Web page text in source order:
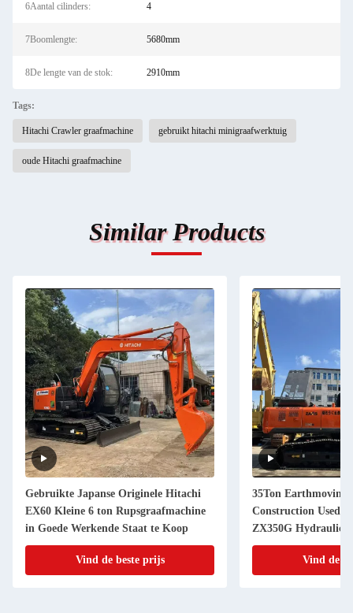
6Aantal cilinders: 4
7Boomlengte: 5680mm
8De lengte van de stok: 2910mm
Tags:
Hitachi Crawler graafmachine gebruikt hitachi minigraafwerktuig
oude Hitachi graafmachine
Similar Products
Gebruikte Japanse Originele Hitachi
EX60 Kleine 6 ton Rupsgraafmachine
in Goede Werkende Staat te Koop
Vind de beste prijs
35Ton
Construction Used
ZX350G Hydraulic
Vind de